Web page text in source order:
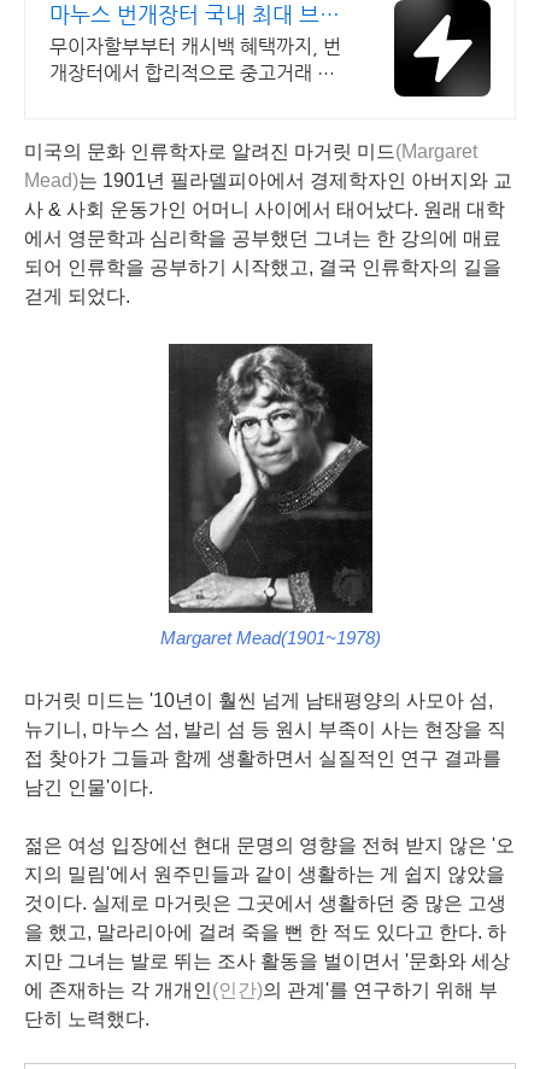
마누스 번개장터 국내 최대 브랜
드 중고거래
무이자할부부터 캐시백 혜택까지, 번
개장터에서 합리적으로 중고거래 하
상품 업로드
미국의 문화 인류학자로 알려진 마거릿 미드(Margaret
Mead)는 1901년 필라델피아에서 경제학자인 아버지와 교
사 & 사회 운동가인 어머니 사이에서 태어났다. 원래 대학
에서 영문학과 심리학을 공부했던 그녀는 한 강의에 매료
되어 인류학을 공부하기 시작했고, 결국 인류학자의 길을
걷게 되었다.
Margaret Mead(1901~1978)
마거릿 미드는 '10년이 훨씬 넘게 남태평양의 사모아 섬,
뉴기니, 마누스 섬, 발리 섬 등 원시 부족이 사는 현장을 직
접 찾아가 그들과 함께 생활하면서 실질적인 연구 결과를
남긴 인물'이다.
젊은 여성 입장에선 현대 문명의 영향을 전혀 받지 않은 '오
지의 밀림'에서 원주민들과 같이 생활하는 게 쉽지 않았을
것이다. 실제로 마거릿은 그곳에서 생활하던 중 많은 고생
을 했고, 말라리아에 걸려 죽을 뻔 한 적도 있다고 한다. 하
지만 그녀는 발로 뛰는 조사 활동을 벌이면서 '문화와 세상
에 존재하는 각 개개인(인간)의 관계'를 연구하기 위해 부
단히 노력했다.